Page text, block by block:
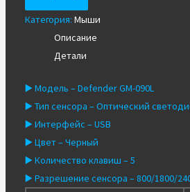
коврик
проводная
Defender
Категория: Мыши
Описание
Детали
▶️ Модель – Defender GM-090L
▶️ Тип сенсора – Оптический
▶️ Интерфейс – USB
▶️ Цвет– Черный
▶️ Количество клавиш – 5
▶️ Разрешение сенсора – 800/1800/